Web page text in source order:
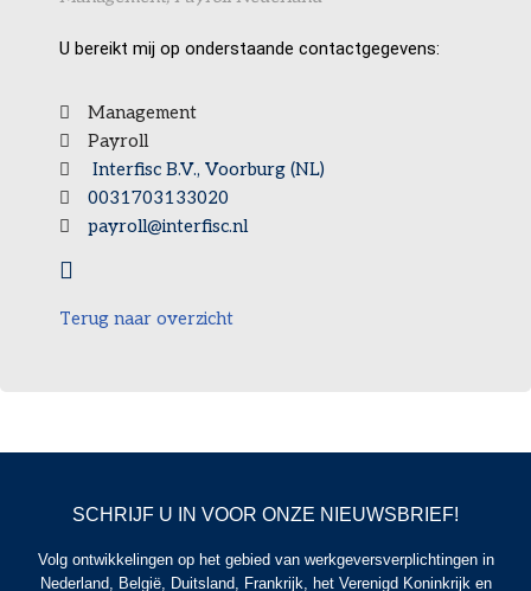
U bereikt mij op onderstaande contactgegevens:
Management
Payroll
Interfisc B.V., Voorburg (NL)
0031703133020
payroll@interfisc.nl
Terug naar overzicht
SCHRIJF U IN VOOR ONZE NIEUWSBRIEF!
Volg ontwikkelingen op het gebied van werkgeversverplichtingen in
Nederland, België, Duitsland, Frankrijk, het Verenigd Koninkrijk en